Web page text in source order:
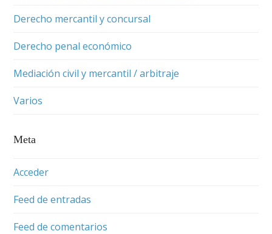
Derecho mercantil y concursal
Derecho penal económico
Mediación civil y mercantil / arbitraje
Varios
Meta
Acceder
Feed de entradas
Feed de comentarios